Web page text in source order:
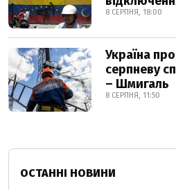
8 СЕРПНЯ, 18:00
Україна
серпневу
– Шмигаль
8 СЕРПНЯ, 11:50
ОСТАННІ НОВИНИ